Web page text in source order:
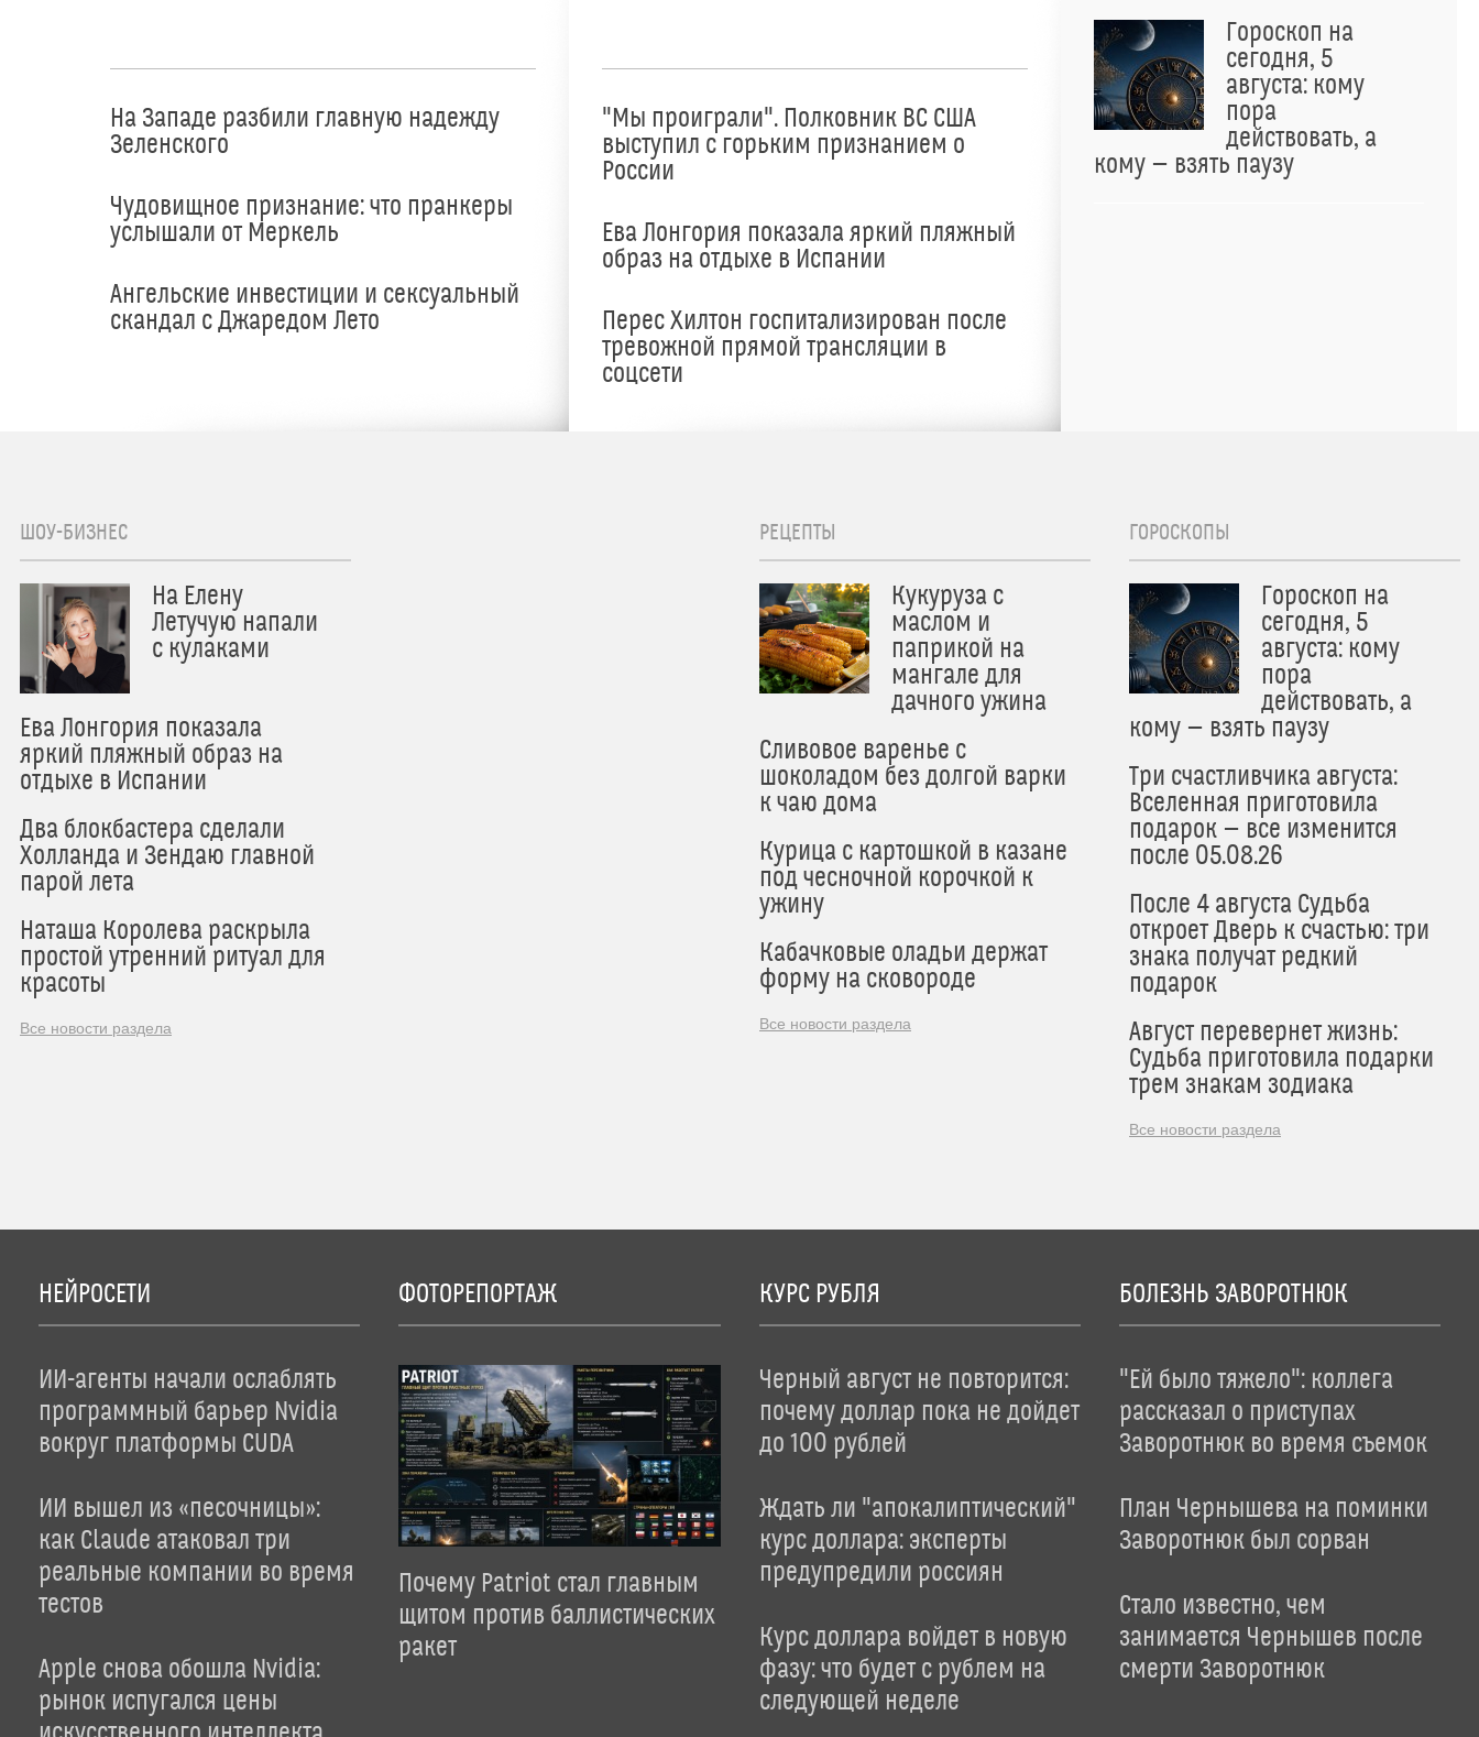
На Западе разбили главную надежду
Зеленского
Чудовищное признание: что пранкеры
услышали от Меркель
Ангельские инвестиции и сексуальный
скандал с Джаредом Лето
"Мы проиграли". Полковник ВС США
выступил с горьким признанием о
России
Ева Лонгория показала яркий пляжный
образ на отдыхе в Испании
Перес Хилтон госпитализирован после
тревожной прямой трансляции в
соцсети
Гороскоп на
сегодня, 5
августа: кому
пора
действовать, а
кому — взять паузу
ШОУ-БИЗНЕС
На Елену
Летучую напали
с кулаками
Ева Лонгория показала
яркий пляжный образ на
отдыхе в Испании
Два блокбастера сделали
Холланда и Зендаю главной
парой лета
Наташа Королева раскрыла
простой утренний ритуал для
красоты
Все новости раздела
РЕЦЕПТЫ
Кукуруза с
маслом и
паприкой на
мангале для
дачного ужина
Сливовое варенье с
шоколадом без долгой варки
к чаю дома
Курица с картошкой в казане
под чесночной корочкой к
ужину
Кабачковые оладьи держат
форму на сковороде
Все новости раздела
ГОРОСКОПЫ
Гороскоп на
сегодня, 5
августа: кому
пора
действовать, а
кому — взять паузу
Три счастливчика августа:
Вселенная приготовила
подарок — все изменится
после 05.08.26
После 4 августа Судьба
откроет Дверь к счастью: три
знака получат редкий
подарок
Август перевернет жизнь:
Судьба приготовила подарки
трем знакам зодиака
Все новости раздела
НЕЙРОСЕТИ
ИИ-агенты начали ослаблять
программный барьер Nvidia
вокруг платформы CUDA
ИИ вышел из «песочницы»:
как Claude атаковал три
реальные компании во время
тестов
Apple снова обошла Nvidia:
рынок испугался цены
ФОТОРЕПОРТАЖ
Почему Patriot стал главным
щитом против баллистических
ракет
КУРС РУБЛЯ
Черный август не повторится:
почему доллар пока не дойдет
до 100 рублей
Ждать ли "апокалиптический"
курс доллара: эксперты
предупредили россиян
Курс доллара войдет в новую
фазу: что будет с рублем на
следующей неделе
БОЛЕЗНЬ ЗАВОРОТНЮК
"Ей было тяжело": коллега
рассказал о приступах
Заворотнюк во время съемок
План Чернышева на поминки
Заворотнюк был сорван
Стало известно, чем
занимается Чернышев после
смерти Заворотнюк